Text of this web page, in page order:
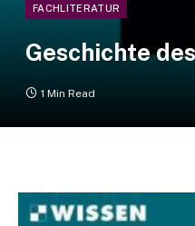
FACHLITERATUR
Geschichte
1 Min Read